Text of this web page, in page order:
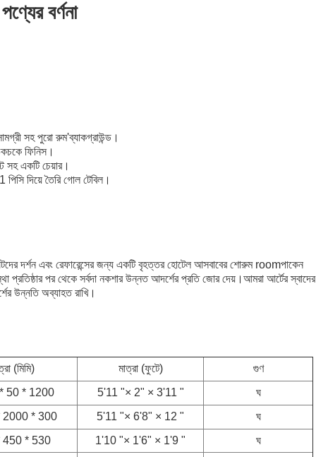
পণ্যের বর্ণনা
সহ পুরো রুম'ব্যাকগ্রাউন্ড।
ফিনিস।
সহ একটি চেয়ার।
পিসি দিয়ে তৈরি গোল টেবিল।
দর্শন এবং রেফারেন্সের জন্য একটি বৃহত্তর হোটেল আসবাবের শোরুম roomপাকেন
প্রতিষ্ঠার পর থেকে সর্বদা নকশার উন্নত আদর্শের প্রতি জোর দেয়।আমরা আর্টের স্বাদের
উন্নতি অব্যাহত রাখি।
(মিমি) মাত্রা (ফুটে)
গুণ
50 * 1200 5'11 "× 2" × 3'11 "
ঘ
2000 * 300 5'11 "× 6'8" × 12 "
ঘ
450 * 530 1'10 "× 1'6" × 1'9 "
ঘ